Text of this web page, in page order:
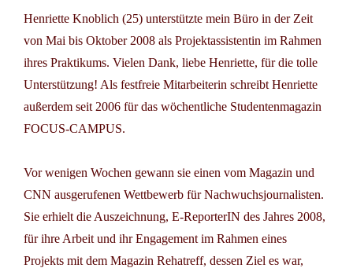
Henriette Knoblich (25) unterstützte mein Büro in der Zeit
von Mai bis Oktober 2008 als Projektassistentin im Rahmen
ihres Praktikums. Vielen Dank, liebe Henriette, für die tolle
Unterstützung! Als festfreie Mitarbeiterin schreibt Henriette
außerdem seit 2006 für das wöchentliche Studentenmagazin
FOCUS-CAMPUS.
Vor wenigen Wochen gewann sie einen vom Magazin und
CNN ausgerufenen Wettbewerb für Nachwuchsjournalisten.
Sie erhielt die Auszeichnung, E-ReporterIN des Jahres 2008,
für ihre Arbeit und ihr Engagement im Rahmen eines
Projekts mit dem Magazin Rehatreff, dessen Ziel es war,